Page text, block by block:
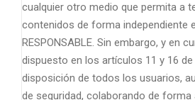
cualquier otro medio que permita a
contenidos de forma independiente
RESPONSABLE. Sin embargo, y en
dispuesto en los artículos 11 y 16 de
disposición de todos los usuarios,
de seguridad, colaborando de forma